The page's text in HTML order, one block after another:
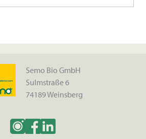
Semo Bio GmbH
Sulmstraße 6
74189 Weinsberg